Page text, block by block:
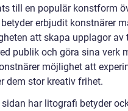
till en populär konstform
erbjudit konstnärer
att skapa upplagor
publik och göra sina verk
möjlighet att
dem stor kreativ frihet.
har litografi betyder